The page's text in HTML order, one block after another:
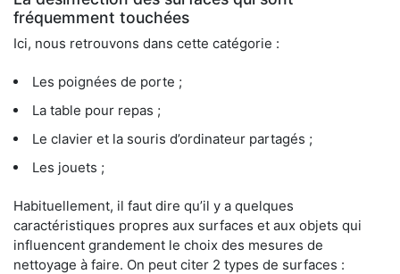
fréquemment touchées
Ici, nous retrouvons dans cette catégorie :
Les poignées de porte ;
La table pour repas ;
Le clavier et la souris d’ordinateur partagés ;
Les jouets ;
Habituellement, il faut dire qu’il y a quelques
caractéristiques propres aux surfaces et aux objets qui
influencent grandement le choix des mesures de
nettoyage à faire. On peut citer 2 types de surfaces :